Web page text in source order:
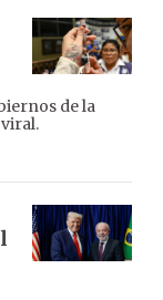
de la